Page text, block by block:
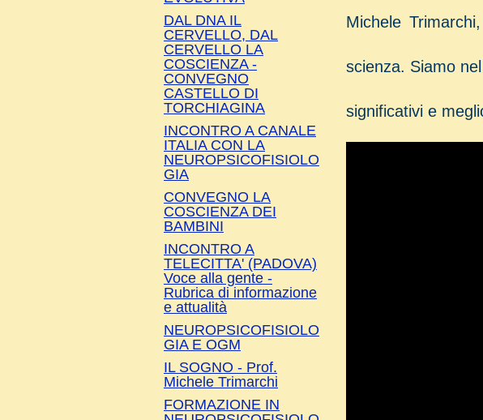
Michele
scienza. Siamo
significativi e
DAL DNA IL
CERVELLO, DAL
CERVELLO LA
COSCIENZA -
CONVEGNO
CASTELLO DI
TORCHIAGINA
INCONTRO A CANALE
ITALIA CON LA
NEUROPSICOFISIOLO
GIA
CONVEGNO LA
COSCIENZA DEI
BAMBINI
INCONTRO A
TELECITTA' (PADOVA)
Voce alla gente -
Rubrica di informazione
e attualità
NEUROPSICOFISIOLO
GIA E OGM
IL SOGNO - Prof.
Michele Trimarchi
FORMAZIONE IN